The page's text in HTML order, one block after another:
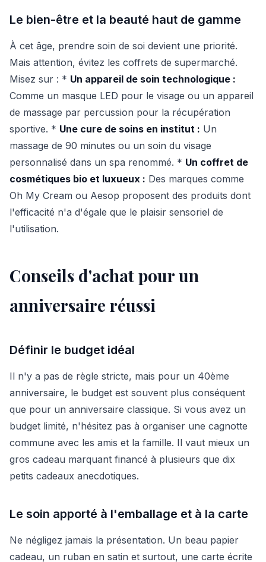
Le bien-être et la beauté haut de gamme
À cet âge, prendre soin de soi devient une priorité.
Mais attention, évitez les coffrets de supermarché.
Misez sur : * Un appareil de soin technologique :
Comme un masque LED pour le visage ou un appareil
de massage par percussion pour la récupération
sportive. * Une cure de soins en institut : Un
massage de 90 minutes ou un soin du visage
personnalisé dans un spa renommé. * Un coffret de
cosmétiques bio et luxueux : Des marques comme
Oh My Cream ou Aesop proposent des produits dont
l'efficacité n'a d'égale que le plaisir sensoriel de
l'utilisation.
Conseils d'achat pour un
anniversaire réussi
Définir le budget idéal
Il n'y a pas de règle stricte, mais pour un 40ème
anniversaire, le budget est souvent plus conséquent
que pour un anniversaire classique. Si vous avez un
budget limité, n'hésitez pas à organiser une cagnotte
commune avec les amis et la famille. Il vaut mieux un
gros cadeau marquant financé à plusieurs que dix
petits cadeaux anecdotiques.
Le soin apporté à l'emballage et à la carte
Ne négligez jamais la présentation. Un beau papier
cadeau, un ruban en satin et surtout, une carte écrite